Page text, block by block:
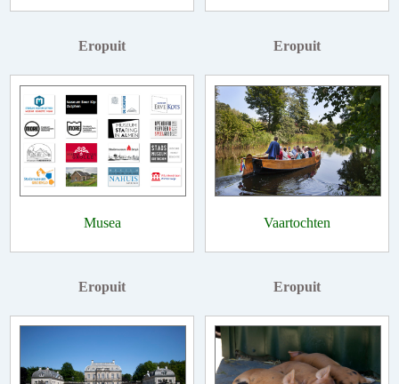
Eropuit
Musea
Eropuit
Vaartochten
Eropuit Eropuit